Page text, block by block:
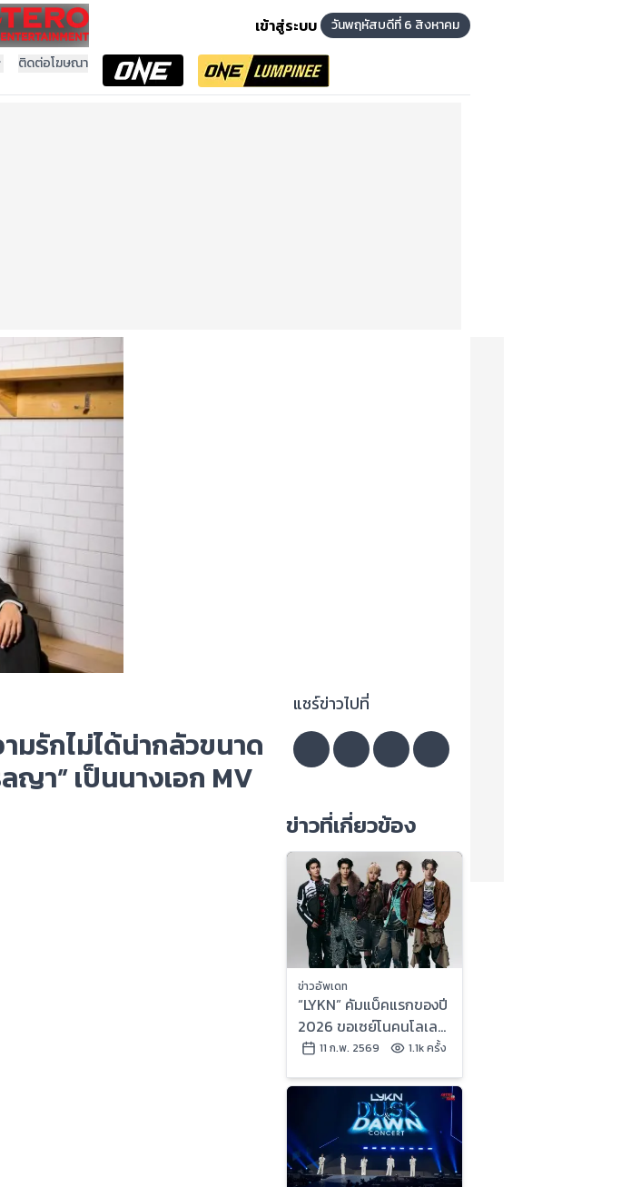
เข้าสู่ระบบ
วันพฤหัสบดีที่ 6 สิงหาคม
ติดต่อโฆษณา
มรักไม่ได้น่ากลัวขนาด
ญา” เป็นนางเอก MV
แชร์ข่าวไปที่
ข่าวที่เกี่ยวข้อง
ข่าวอัพเดท
“LYKN” คัมแบ็คแรกของปี
2026 ขอเซย์โนคนโลเล
ส่งเพลงเพอร์ฟอร์มสุด
(NO WAY)
11 ก.พ. 2569 1.1k ครั้ง